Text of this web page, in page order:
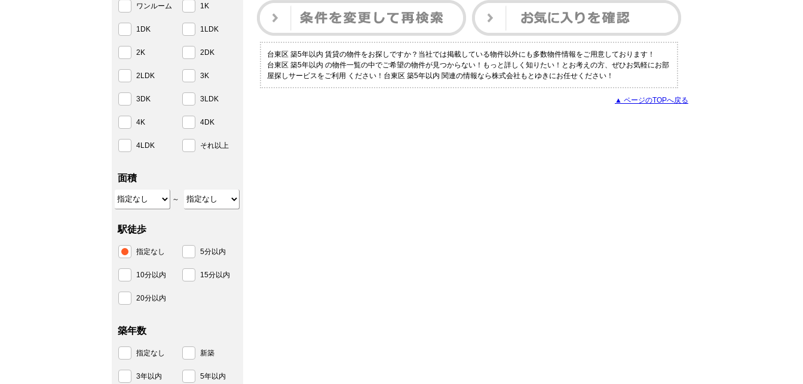
台東区 築5年以内 賃貸の物件をお探しですか？当社では掲載している物件以外にも多数物件情報をご用意しております！
台東区 築5年以内 の物件一覧の中でご希望の物件が見つからない！もっと詳しく知りたい！とお考えの方、ぜひお気軽にお部
屋探しサービスをご利用 ください！台東区 築5年以内 関連の情報なら株式会社もとゆきにお任せください！
▲ ページのTOPへ戻る
ワンルーム 1K
1DK 1LDK
2K 2DK
2LDK 3K
3DK 3LDK
4K 4DK
4LDK それ以上
面積
～
駅徒歩
指定なし 5分以内
10分以内 15分以内
20分以内
築年数
指定なし 新築
3年以内 5年以内